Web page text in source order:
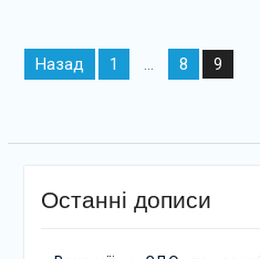
Навігація
записів
Назад 1 8 9
Останні дописи